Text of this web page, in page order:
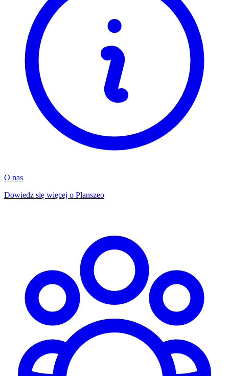
O nas
Dowiedz się więcej o Planszeo